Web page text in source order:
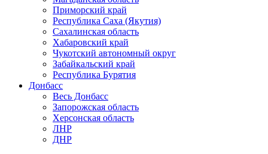
Приморский край
Республика Саха (Якутия)
Сахалинская область
Хабаровский край
Чукотский автономный округ
Забайкальский край
Республика Бурятия
Донбасс
Весь Донбасс
Запорожская область
Херсонская область
ЛНР
ДНР